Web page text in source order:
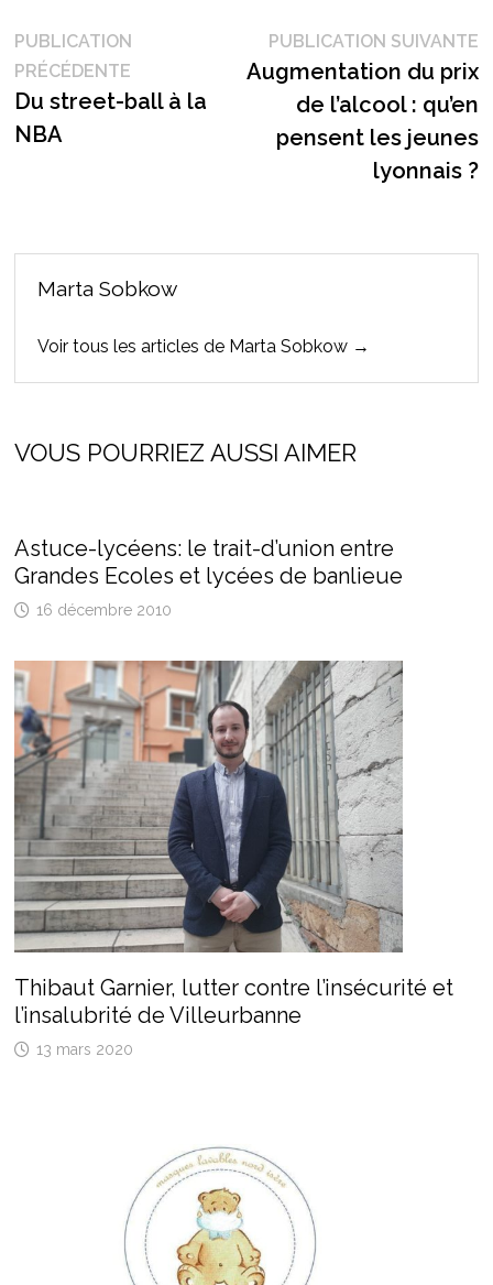
Navigation
de
l’article
PUBLICATION
PRÉCÉDENTEPublication
précédente :
Du street-ball à la
NBA
PUBLICATION SUIVANTE
Augmentation du prix
de l’alcool : qu’en
pensent les jeunes
lyonnais ?
Marta Sobkow
Voir tous les articles de Marta Sobkow →
VOUS POURRIEZ AUSSI AIMER
Astuce-lycéens: le trait-d’union entre
Grandes Ecoles et lycées de banlieue
16 décembre 2010
Thibaut Garnier, lutter contre l’insécurité et
l’insalubrité de Villeurbanne
13 mars 2020